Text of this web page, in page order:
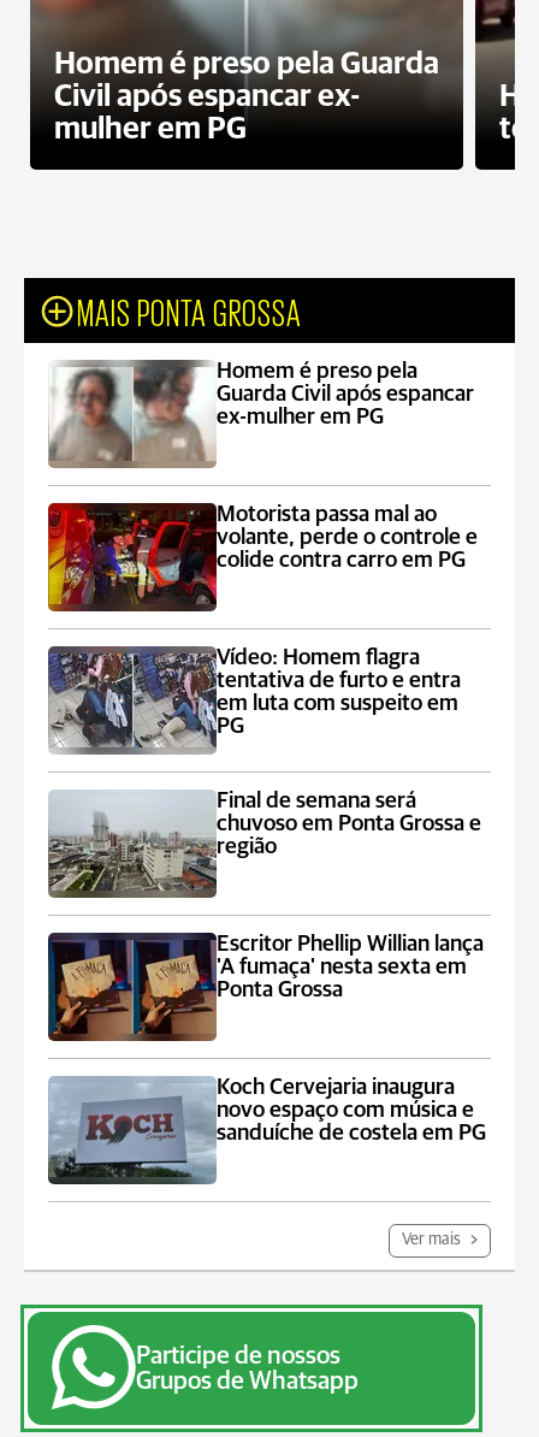
Homem é preso pela Guarda
Civil após espancar ex-
mulher em PG
MAIS PONTA GROSSA
Homem é preso pela
Guarda Civil após espancar
ex-mulher em PG
Motorista passa mal ao
volante, perde o controle e
colide contra carro em PG
Vídeo: Homem flagra
tentativa de furto e entra
em luta com suspeito em
PG
Final de semana será
chuvoso em Ponta Grossa e
região
Escritor Phellip Willian lança
'A fumaça' nesta sexta em
Ponta Grossa
Koch Cervejaria inaugura
novo espaço com música e
sanduíche de costela em PG
Ver mais
Participe de nossos
Grupos de Whatsapp